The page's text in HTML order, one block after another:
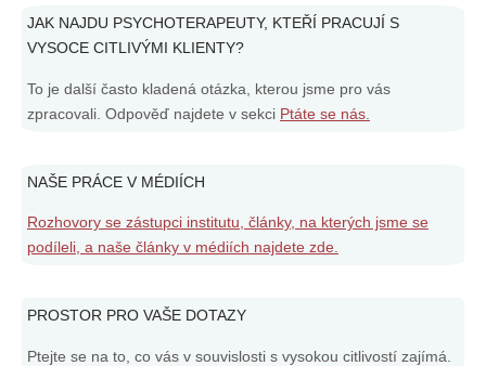
JAK NAJDU PSYCHOTERAPEUTY, KTEŘÍ PRACUJÍ S
VYSOCE CITLIVÝMI KLIENTY?
To je další často kladená otázka, kterou jsme pro vás
zpracovali. Odpověď najdete v sekci Ptáte se nás.
NAŠE PRÁCE V MÉDIÍCH
Rozhovory se zástupci institutu, články, na kterých jsme se
podíleli, a naše články v médiích najdete zde.
PROSTOR PRO VAŠE DOTAZY
Ptejte se na to, co vás v souvislosti s vysokou citlivostí zajímá.